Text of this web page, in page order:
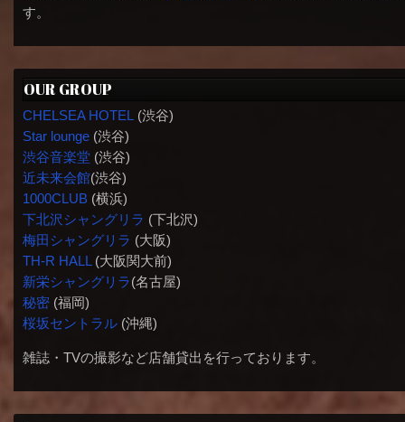
す。
OUR GROUP
CHELSEA HOTEL (渋谷)
Star lounge(渋谷)
渋谷音楽堂(渋谷)
近未来会館(渋谷)
1000CLUB(横浜)
下北沢シャングリラ (下北沢)
梅田シャングリラ (大阪)
TH-R HALL(大阪関大前)
新栄シャングリラ(名古屋)
秘密(福岡)
桜坂セントラル(沖縄)
雑誌・TVの撮影など店舗貸出を行っております。